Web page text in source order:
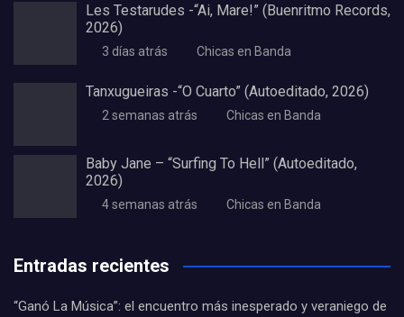
Les Testarudes -“Ai, Mare!” (Buenritmo Records,
2026)
3 días atrás Chicas en Banda
Tanxugueiras -“O Cuarto” (Autoeditado, 2026)
2 semanas atrás Chicas en Banda
Baby Jane – “Surfing To Hell” (Autoeditado,
2026)
4 semanas atrás Chicas en Banda
Entradas recientes
“Ganó La Música”: el encuentro más inesperado y veraniego de